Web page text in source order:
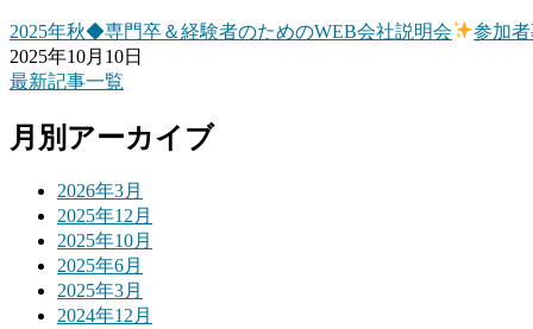
2025年秋◆専門卒＆経験者のためのWEB会社説明会
参加
2025年10月10日
最新記事一覧
月別アーカイブ
2026年3月
2025年12月
2025年10月
2025年6月
2025年3月
2024年12月